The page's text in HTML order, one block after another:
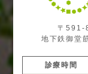
〒591-
地下鉄御堂
診療時間